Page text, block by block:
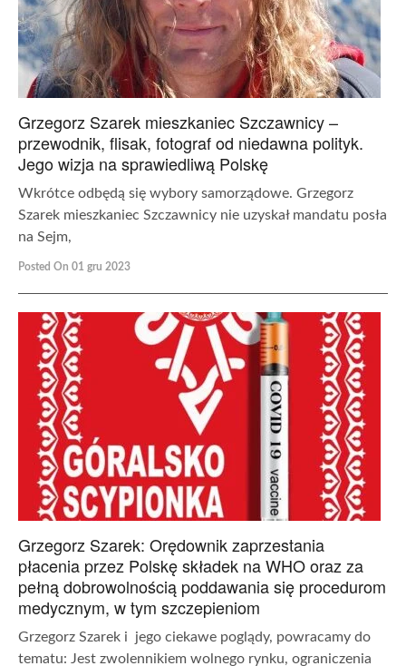
Grzegorz Szarek mieszkaniec Szczawnicy –
przewodnik, flisak, fotograf od niedawna polityk.
Jego wizja na sprawiedliwą Polskę
Wkrótce odbędą się wybory samorządowe. Grzegorz
Szarek mieszkaniec Szczawnicy nie uzyskał mandatu posła
na Sejm,
Posted On 01 gru 2023
Grzegorz Szarek: Orędownik zaprzestania
płacenia przez Polskę składek na WHO oraz za
pełną dobrowolnością poddawania się procedurom
medycznym, w tym szczepieniom
Grzegorz Szarek i jego ciekawe poglądy, powracamy do
tematu: Jest zwolennikiem wolnego rynku, ograniczenia